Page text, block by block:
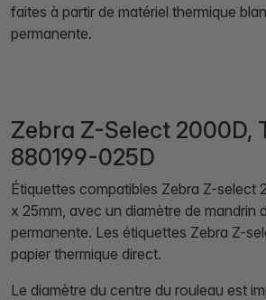
faites à partir de matériel thermique
permanente.
Zebra Z-Select 2000D,
880199-025D
Étiquettes compatibles Zebra Z-select
x 25mm, avec un diamètre de mandrin
permanente. Les étiquettes Zebra Z-
papier thermique direct.
Le diamètre du centre du rouleau est